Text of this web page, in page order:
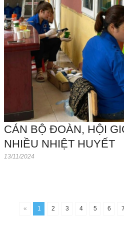
CÁN BỘ ĐOÀN, HỘI
NHIỀU NHIỆT HUYẾT
13/11/2024
« 1 2 3 4 5 6 7